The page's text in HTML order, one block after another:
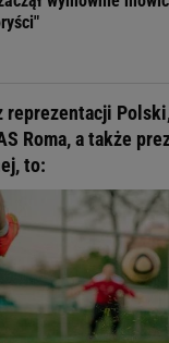
reprezentacji
Roma, a także
to: